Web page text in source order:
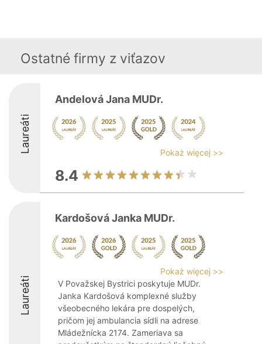
Ostatné firmy z viťazov
Laureáti
Andelová Jana MUDr.
Pokaż więcej >>
8.4
Laureáti
Kardošová Janka MUDr.
Pokaż więcej >>
V Považskej Bystrici poskytuje MUDr.
Janka Kardošová komplexné služby
všeobecného lekára pre dospelých,
pričom jej ambulancia sídli na adrese
Mládežnícka 2174. Zameriava sa